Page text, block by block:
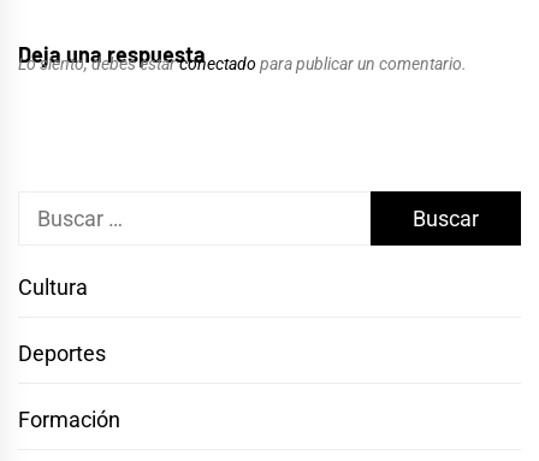
Deja una respuesta
Lo siento, debes estarconectado para publicar un comentario.
Buscar:
Cultura
Deportes
Formación